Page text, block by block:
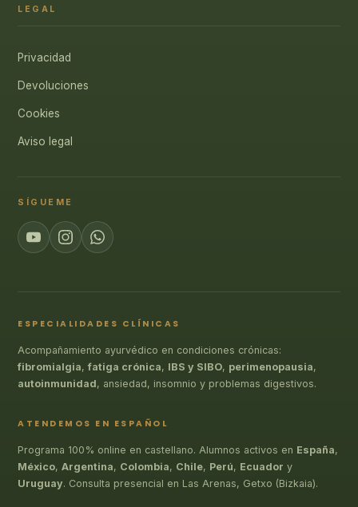
LEGAL
Privacidad
Devoluciones
Cookies
Aviso legal
SÍGUEME
ESPECIALIDADES CLÍNICAS
Acompañamiento ayurvédico en condiciones crónicas:
fibromialgia,fatiga crónica, IBS y SIBO, perimenopausia,
autoinmunidad, ansiedad, insomnio y problemas digestivos.
ATENDEMOS EN ESPAÑOL
Programa 100% online en castellano. Alumnos activos en España,
México, Argentina, Colombia, Chile, Perú, Ecuador y
Uruguay. Consulta presencial en Las Arenas, Getxo (Bizkaia).